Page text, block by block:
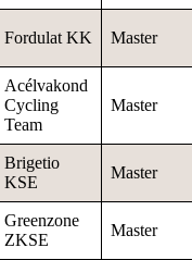
Fordulat KK Master
Acélvakond
Cycling
Team
Master
Brigetio
KSE
Master
Greenzone
ZKSE
Master